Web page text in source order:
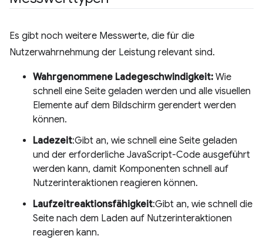
Es gibt noch weitere Messwerte, die für die
Nutzerwahrnehmung der Leistung relevant sind.
Wahrgenommene Ladegeschwindigkeit: Wie
schnell eine Seite geladen werden und alle visuellen
Elemente auf dem Bildschirm gerendert werden
können.
Ladezeit:Gibt an, wie schnell eine Seite geladen
und der erforderliche JavaScript-Code ausgeführt
werden kann, damit Komponenten schnell auf
Nutzerinteraktionen reagieren können.
Laufzeitreaktionsfähigkeit:Gibt an, wie schnell die
Seite nach dem Laden auf Nutzerinteraktionen
reagieren kann.